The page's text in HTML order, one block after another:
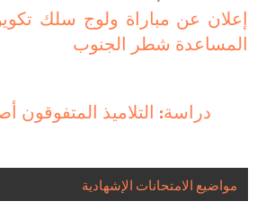
مبارياتde
l’article
إعلان عن مباراة ولوج سلك
المساعدة شطر الجنوب
دراسة: التلاميذ المتفوقون
مواضيع الامتحانات الإشهادية